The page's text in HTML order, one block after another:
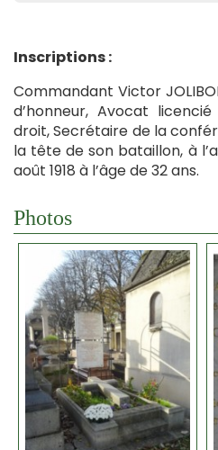
Inscriptions :
Commandant Victor
d’honneur, Avocat
droit, Secrétaire de la
la tête de son bataillon, à
août 1918 à l’âge de 32 ans.
Photos